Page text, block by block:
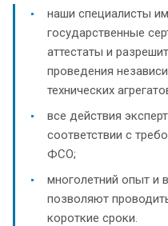
наши специалисты
государственные
аттестаты и
проведения
технических
все действия
соответствии с
ФСО;
многолетний опыт и
позволяют
короткие сроки.